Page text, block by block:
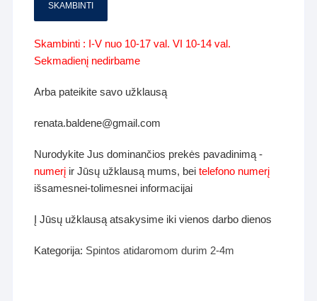
SKAMBINTI
Skambinti : I-V nuo 10-17 val. VI 10-14 val.
Sekmadienį nedirbame
Arba pateikite savo užklausą
renata.baldene@gmail.com
Nurodykite Jus dominančios prekės pavadinimą -
numerį ir Jūsų užklausą mums, beitelefono numerį
išsamesnei-tolimesnei informacijai
Į Jūsų užklausą atsakysime iki vienos darbo dienos
Kategorija: Spintos atidaromom durim 2-4m